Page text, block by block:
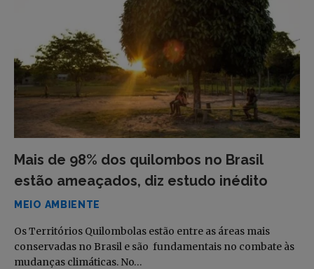
Mais de 98% dos quilombos no Brasil
estão ameaçados, diz estudo inédito
MEIO AMBIENTE
Os Territórios Quilombolas estão entre as áreas mais
conservadas no Brasil e são fundamentais no combate às
mudanças climáticas. No…